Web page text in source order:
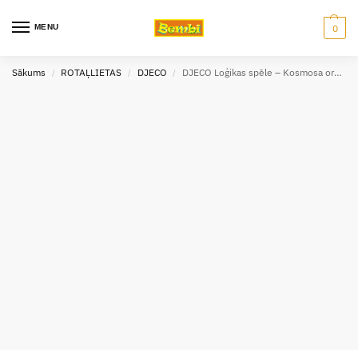
MENU 0
Sākums / ROTAĻLIETAS / DJECO / DJECO Loģikas spēle – Kosmosa orbīta DJ00817